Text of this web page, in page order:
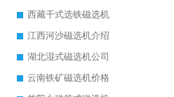
西藏干式选铁磁选机
江西河沙磁选机介绍
湖北湿式磁选机公司
云南铁矿磁选机价格